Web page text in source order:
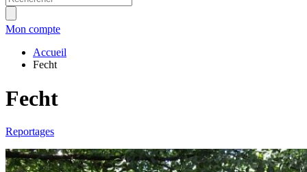
Mon compte
Accueil
Fecht
Fecht
Reportages